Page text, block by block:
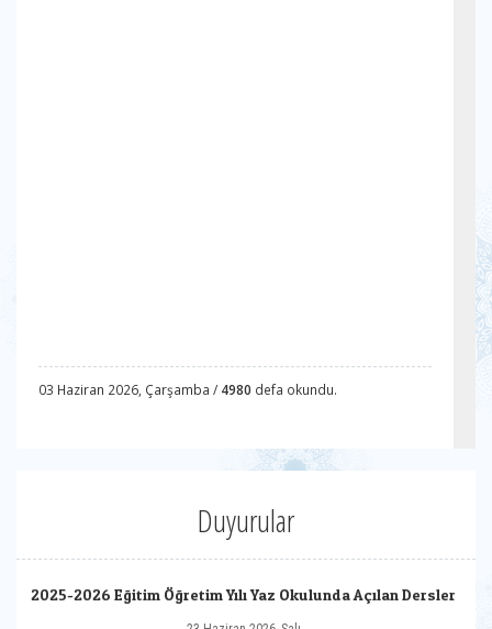
03 Haziran 2026, Çarşamba / 4980 defa okundu.
Duyurular
2025-2026 Eğitim Öğretim Yılı Yaz Okulunda Açılan Dersler